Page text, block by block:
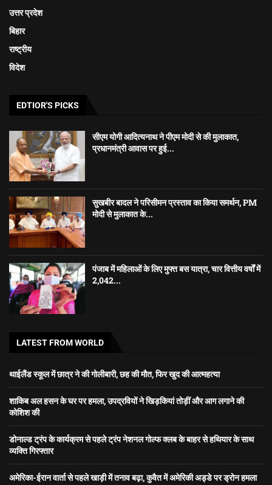
उत्तर प्रदेश
बिहार
राष्ट्रीय
विदेश
EDTIOR'S PICKS
सीएम योगी आदित्यनाथ ने पीएम मोदी से की मुलाकात,
प्रधानमंत्री आवास पर हुई...
सुखबीर बादल ने परिसीमन प्रस्ताव का किया समर्थन, PM
मोदी से मुलाकात के...
पंजाब में महिलाओं के लिए मुफ्त बस यात्रा, चार वित्तीय वर्षों में
2,042...
LATEST FROM WORLD
थाईलैंड स्कूल में छात्र ने की गोलीबारी, छह की मौत, फिर खुद की आत्महत्या
शाकिब अल हसन के घर पर हमला, उपद्रवियों ने खिड़कियां तोड़ीं और आग लगाने की
कोशिश की
डोनाल्ड ट्रंप के कार्यक्रम से पहले ट्रंप नेशनल गोल्फ क्लब के बाहर से हथियार के साथ
व्यक्ति गिरफ्तार
अमेरिका-ईरान वार्ता से पहले खाड़ी में तनाव बढ़ा, कुवैत में अमेरिकी अड्डे पर ड्रोन हमला